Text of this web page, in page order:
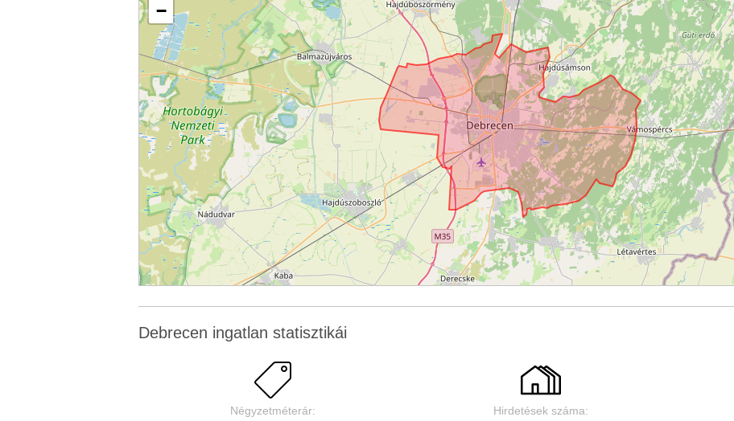
−
Debrecen ingatlan statisztikái
Négyzetméterár: Hirdetések száma: